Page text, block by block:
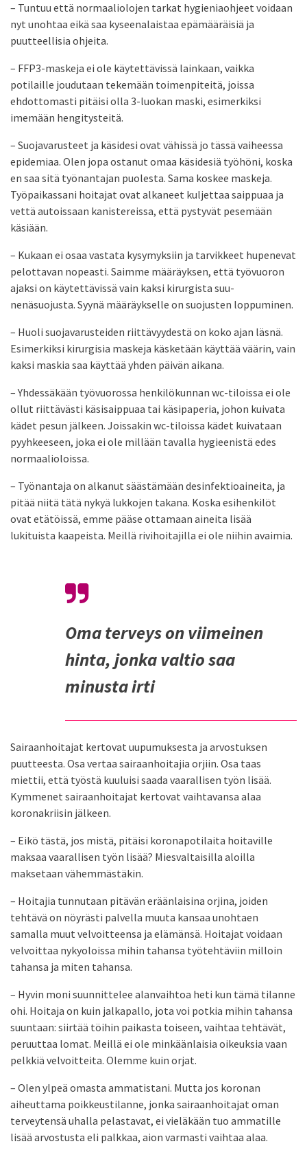
– Tuntuu että normaaliolojen tarkat hygieniaohjeet voidaan
nyt unohtaa eikä saa kyseenalaistaa epämääräisiä ja
puutteellisia ohjeita.
– FFP3-maskeja ei ole käytettävissä lainkaan, vaikka
potilaille joudutaan tekemään toimenpiteitä, joissa
ehdottomasti pitäisi olla 3-luokan maski, esimerkiksi
imemään hengitysteitä.
– Suojavarusteet ja käsidesi ovat vähissä jo tässä vaiheessa
epidemiaa. Olen jopa ostanut omaa käsidesiä työhöni, koska
en saa sitä työnantajan puolesta. Sama koskee maskeja.
Työpaikassani hoitajat ovat alkaneet kuljettaa saippuaa ja
vettä autoissaan kanistereissa, että pystyvät pesemään
käsiään.
– Kukaan ei osaa vastata kysymyksiin ja tarvikkeet hupenevat
pelottavan nopeasti. Saimme määräyksen, että työvuoron
ajaksi on käytettävissä vain kaksi kirurgista suu-
nenäsuojusta. Syynä määräykselle on suojusten loppuminen.
– Huoli suojavarusteiden riittävyydestä on koko ajan läsnä.
Esimerkiksi kirurgisia maskeja käsketään käyttää väärin, vain
kaksi maskia saa käyttää yhden päivän aikana.
– Yhdessäkään työvuorossa henkilökunnan wc-tiloissa ei ole
ollut riittävästi käsisaippuaa tai käsipaperia, johon kuivata
kädet pesun jälkeen. Joissakin wc-tiloissa kädet kuivataan
pyyhkeeseen, joka ei ole millään tavalla hygieenistä edes
normaalioloissa.
– Työnantaja on alkanut säästämään desinfektioaineita, ja
pitää niitä tätä nykyä lukkojen takana. Koska esihenkilöt
ovat etätöissä, emme pääse ottamaan aineita lisää
lukituista kaapeista. Meillä rivihoitajilla ei ole niihin avaimia.
Oma terveys on viimeinen
hinta, jonka valtio saa
minusta irti
Sairaanhoitajat kertovat uupumuksesta ja arvostuksen
puutteesta. Osa vertaa sairaanhoitajia orjiin. Osa taas
miettii, että työstä kuuluisi saada vaarallisen työn lisää.
Kymmenet sairaanhoitajat kertovat vaihtavansa alaa
koronakriisin jälkeen.
– Eikö tästä, jos mistä, pitäisi koronapotilaita hoitaville
maksaa vaarallisen työn lisää? Miesvaltaisilla aloilla
maksetaan vähemmästäkin.
– Hoitajia tunnutaan pitävän eräänlaisina orjina, joiden
tehtävä on nöyrästi palvella muuta kansaa unohtaen
samalla muut velvoitteensa ja elämänsä. Hoitajat voidaan
velvoittaa nykyoloissa mihin tahansa työtehtäviin milloin
tahansa ja miten tahansa.
– Hyvin moni suunnittelee alanvaihtoa heti kun tämä tilanne
ohi. Hoitaja on kuin jalkapallo, jota voi potkia mihin tahansa
suuntaan: siirtää töihin paikasta toiseen, vaihtaa tehtävät,
peruuttaa lomat. Meillä ei ole minkäänlaisia oikeuksia vaan
pelkkiä velvoitteita. Olemme kuin orjat.
– Olen ylpeä omasta ammatistani. Mutta jos koronan
aiheuttama poikkeustilanne, jonka sairaanhoitajat oman
terveytensä uhalla pelastavat, ei vieläkään tuo ammatille
lisää arvostusta eli palkkaa, aion varmasti vaihtaa alaa.